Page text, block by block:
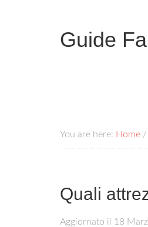
Guide
You are here: Home /
Quali
Aggiornato il 18